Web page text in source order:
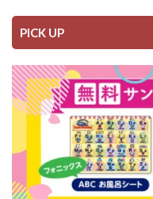
PICK UP